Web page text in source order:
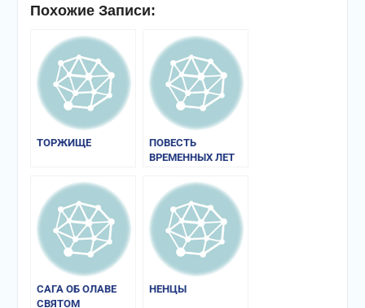
Похожие Записи:
ТОРЖИЩЕ
ПОВЕСТЬ
ВРЕМЕННЫХ ЛЕТ
САГА ОБ ОЛАВЕ
СВЯТОМ
НЕНЦЫ